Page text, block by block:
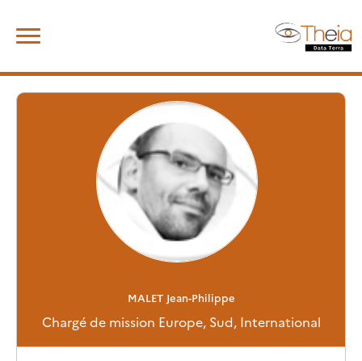
content
MALETJean-Philippe
Chargé de mission Europe, Sud, International